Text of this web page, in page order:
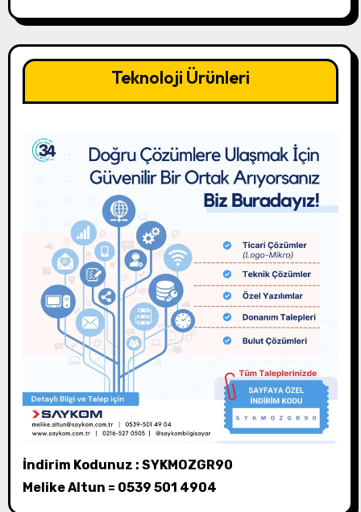
Teknoloji Ürünleri
İndirim Kodunuz : SYKMOZGR90
Melike Altun = 0539 501 4904